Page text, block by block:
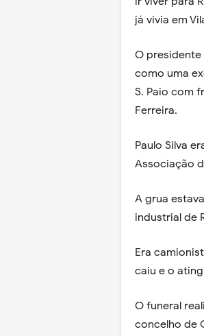
já vivia em
O presidente
como uma
S. Paio com
Ferreira.
Paulo Silva
Associação
A grua
industrial de
Era
caiu e o
O funeral
concelho de